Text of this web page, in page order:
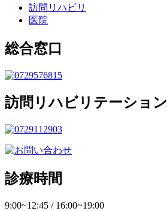
訪問リハビリ
医院
総合窓口
訪問リハビリテーション
診療時間
9:00~12:45 / 16:00~19:00